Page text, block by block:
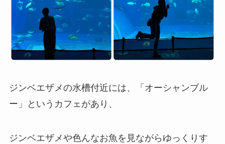
ジンベエザメの水槽付近には、「オーシャンブル
ー」というカフェがあり、
ジンベエザメや色んなお魚を見ながらゆっくりす